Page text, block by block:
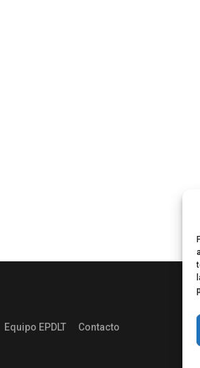
Equipo EPDLT Contacto